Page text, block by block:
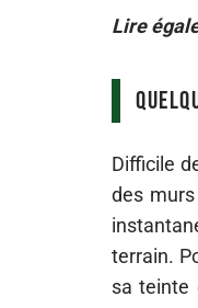
Lire
Difficile
des
terrain.
sa teinte